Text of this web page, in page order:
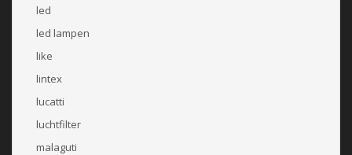
led
led lampen
like
lintex
lucatti
luchtfilter
malaguti